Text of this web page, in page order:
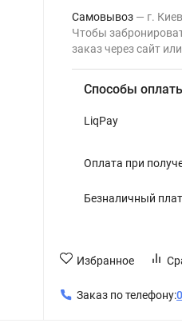
Самовывоз
г.
Чтобы
заказ через сайт
Способы
LiqPay
Оплата при
Безналичный
Избранное
Заказ по телефону: